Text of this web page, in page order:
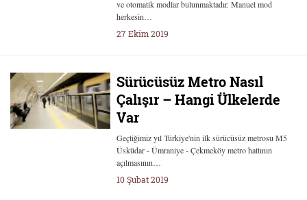
ve otomatik modlar bulunmaktadır. Manuel mod
herkesin…
27 Ekim 2019
Sürücüsüz Metro Nasıl
Çalışır – Hangi Ülkelerde
Var
Geçtiğimiz yıl Türkiye'nin ilk sürücüsüz metrosu M5
Üsküdar - Ümraniye - Çekmeköy metro hattının
açılmasının…
10 Şubat 2019